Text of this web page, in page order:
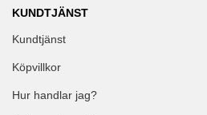
KUNDTJÄNST
Kundtjänst
Köpvillkor
Hur handlar jag?